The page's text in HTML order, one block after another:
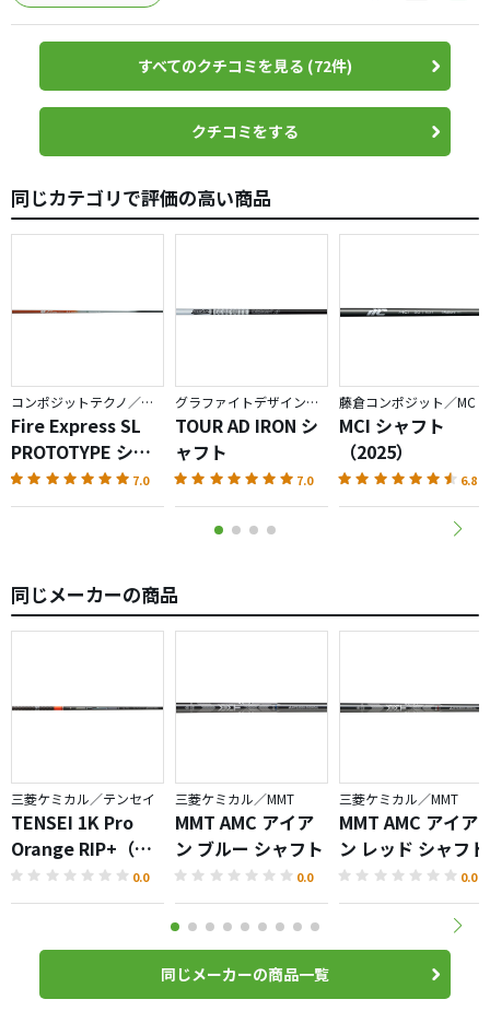
すべてのクチコミを見る (72件)
クチコミをする
同じカテゴリで評価の高い商品
コンポジットテクノ／ファイアーエクスプレス
Fire Express SL
PROTOTYPE シャ
フト
7.0
グラファイトデザイン／TOUR AD
TOUR AD IRON シ
ャフト
7.0
藤倉コンポジット／MC
MCI シャフト
（2025）
6.8
同じメーカーの商品
三菱ケミカル／テンセイ
TENSEI 1K Pro
Orange RIP+（テ
ンセイプロオレン
ジ）シャフト
0.0
三菱ケミカル／MMT
MMT AMC アイア
ン ブルー シャフト
0.0
三菱ケミカル／MMT
MMT AMC アイア
ン レッド シャフト
0.0
同じメーカーの商品一覧